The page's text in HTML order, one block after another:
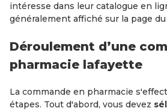
intéresse dans leur catalogue en
généralement affiché sur la page
Déroulement d’une
pharmacie lafayette
La commande en pharmacie
étapes. Tout d'abord, vous devez